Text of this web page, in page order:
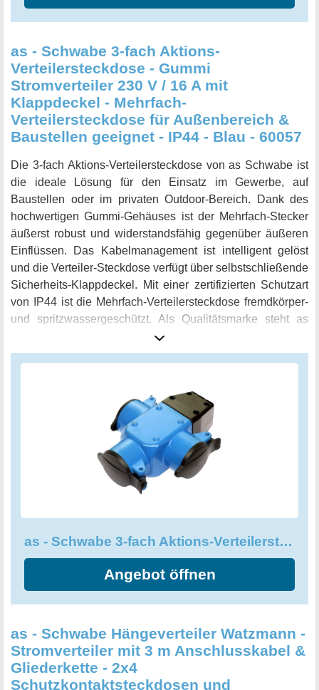
as - Schwabe 3-fach Aktions-
Verteilersteckdose - Gummi
Stromverteiler 230 V / 16 A mit
Klappdeckel - Mehrfach-
Verteilersteckdose für Außenbereich &
Baustellen geeignet - IP44 - Blau - 60057
Die 3-fach Aktions-Verteilersteckdose von as Schwabe ist
die ideale Lösung für den Einsatz im Gewerbe, auf
Baustellen oder im privaten Outdoor-Bereich. Dank des
hochwertigen Gummi-Gehäuses ist der Mehrfach-Stecker
äußerst robust und widerstandsfähig gegenüber äußeren
Einflüssen. Das Kabelmanagement ist intelligent gelöst
und die Verteiler-Steckdose verfügt über selbstschließende
Sicherheits-Klappdeckel. Mit einer zertifizierten Schutzart
von IP44 ist die Mehrfach-Verteilersteckdose fremdkörper-
und spritzwassergeschützt. Als Qualitätsmarke steht as
Schwabe seit über 35 Jahren für höchste Präzision,
Zuverlässigkeit und Innovation im Bereich Elektrotechnik.
Aufhäng-Öse kann der Gummi Stromverteiler bequem
transportiert und gehandhabt werden. Die drei Schuko-
Steckdosen sind für den Anschluss von max. 2,5 mm²
Kabeln geeignet. In einem coolen Blau ist der 3-fach
Aktions-Verteilersteckdose ein echter Hingucker und ein
unverzichtbares Tool für den professionellen Einsatz.
as - Schwabe 3-fach Aktions-Verteilersteckdose - Gummi Stromverteiler, 60057
Angebot öffnen
as - Schwabe Hängeverteiler Watzmann -
Stromverteiler mit 3 m Anschlusskabel &
Gliederkette - 2x4
Schutzkontaktsteckdosen und